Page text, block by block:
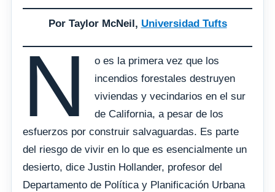
Por Taylor McNeil, Universidad Tufts
N
o es la primera vez que los
incendios forestales destruyen
viviendas y vecindarios en el sur
de California, a pesar de los
esfuerzos por construir salvaguardas. Es parte
del riesgo de vivir en lo que es esencialmente un
desierto, dice Justin Hollander, profesor del
Departamento de Política y Planificación Urbana